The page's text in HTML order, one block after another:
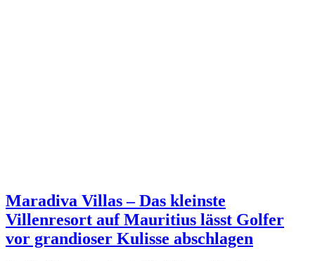
Maradiva Villas – Das kleinste
Villenresort auf Mauritius lässt Golfer
vor grandioser Kulisse abschlagen